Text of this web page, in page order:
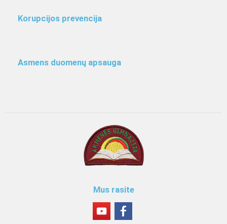
Korupcijos prevencija
Asmens duomenų apsauga
Mus rasite